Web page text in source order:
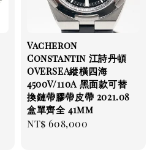
Vacheron
Constantin 江詩丹頓
OVERSEA縱橫四海
4500V/110A 黑面款可替
換鏈帶膠帶皮帶 2021.08
盒單齊全 41mm
Regular
NT$ 608,000